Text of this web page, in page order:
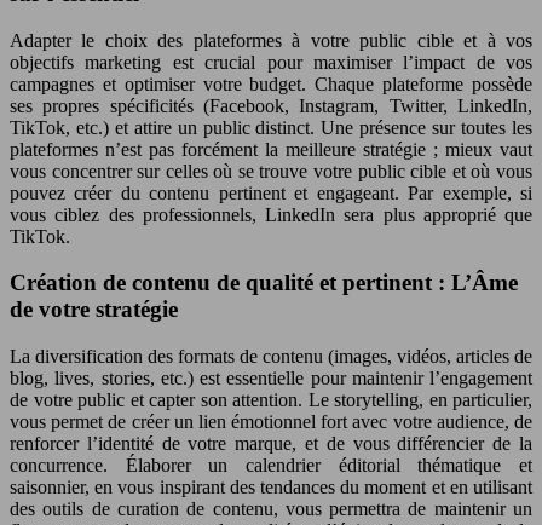
Adapter le choix des plateformes à votre public cible et à vos
objectifs marketing est crucial pour maximiser l’impact de vos
campagnes et optimiser votre budget. Chaque plateforme possède
ses propres spécificités (Facebook, Instagram, Twitter, LinkedIn,
TikTok, etc.) et attire un public distinct. Une présence sur toutes les
plateformes n’est pas forcément la meilleure stratégie ; mieux vaut
vous concentrer sur celles où se trouve votre public cible et où vous
pouvez créer du contenu pertinent et engageant. Par exemple, si
vous ciblez des professionnels, LinkedIn sera plus approprié que
TikTok.
Création de contenu de qualité et pertinent : L’Âme
de votre stratégie
La diversification des formats de contenu (images, vidéos, articles de
blog, lives, stories, etc.) est essentielle pour maintenir l’engagement
de votre public et capter son attention. Le storytelling, en particulier,
vous permet de créer un lien émotionnel fort avec votre audience, de
renforcer l’identité de votre marque, et de vous différencier de la
concurrence. Élaborer un calendrier éditorial thématique et
saisonnier, en vous inspirant des tendances du moment et en utilisant
des outils de curation de contenu, vous permettra de maintenir un